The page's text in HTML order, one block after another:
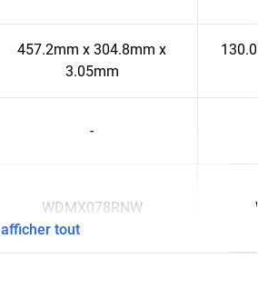
457.2mm x 304.8mm x
3.05mm
-
WDMX078RNW
afficher tout